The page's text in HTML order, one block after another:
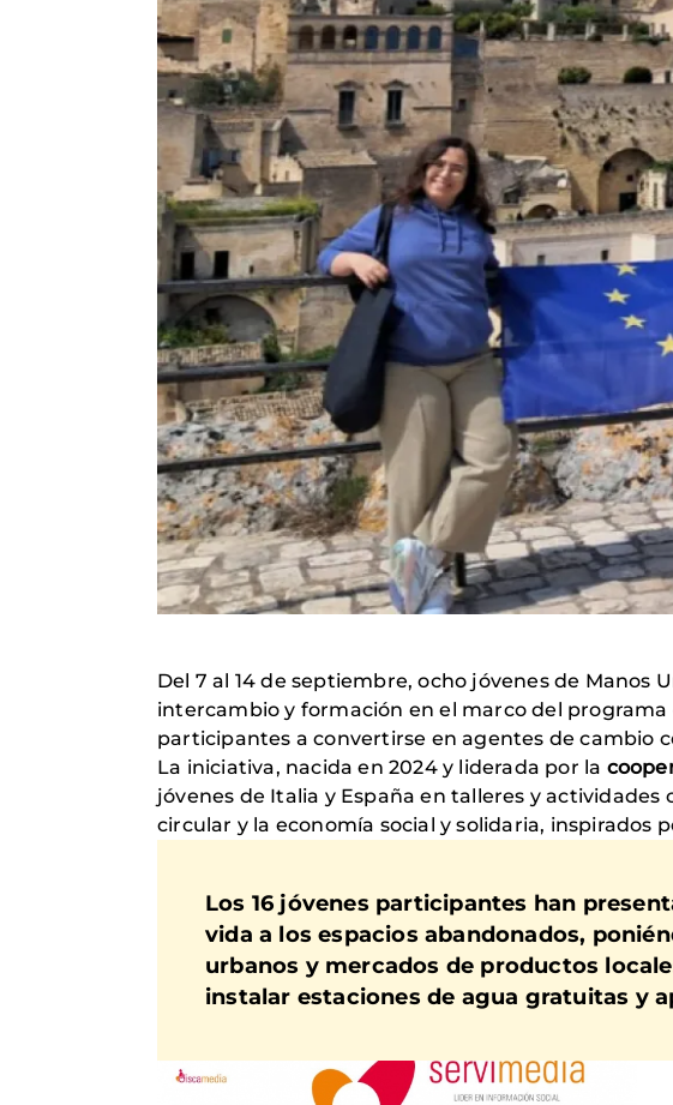
Del 7 al 14 de septiembre, ocho jóvenes de
intercambio y formación en el marco del programa
participantes a convertirse en agentes de cambio
La iniciativa, nacida en 2024 y liderada por la
jóvenes de Italia y España en talleres y
circular y la economía social y solidaria, inspirados
Los 16 jóvenes participantes han
vida a los espacios abandonados,
urbanos y mercados de productos
instalar estaciones de agua gratuitas y